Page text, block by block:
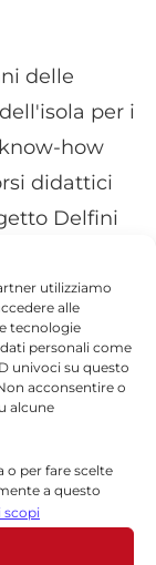
utilizziamo
alle
tecnologie
personali come
univoci su questo
acconsentire o
alcune
o per fare scelte
a questo
momento,
della Cookie
nella parte
scopi
delle
per i
how
didattici
Delfini
e spiagge
vedono
del
e
di